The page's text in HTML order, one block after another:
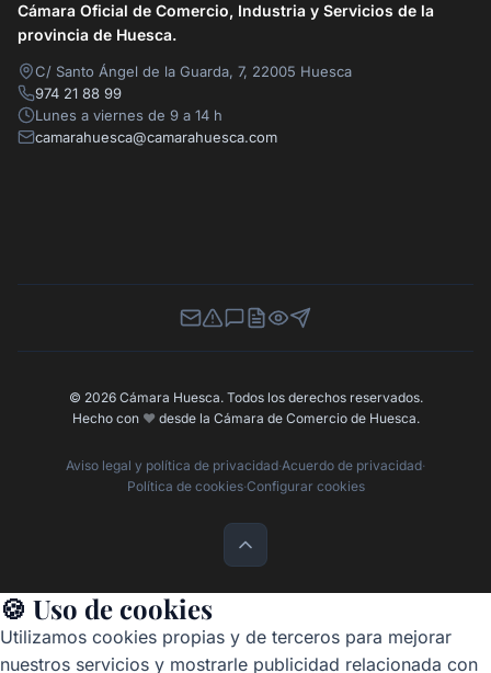
Cámara Oficial de Comercio, Industria y Servicios de la
provincia de Huesca.
C/ Santo Ángel de la Guarda, 7, 22005 Huesca
974 21 88 99
Lunes a viernes de 9 a 14 h
camarahuesca@camarahuesca.com
Newsletter
Canal de Denuncias
Buzón de Sugerencias
Perfil Contratante
Ley de Transparencia
Contacta con nosotros
© 2026 Cámara Huesca. Todos los derechos reservados.
Hecho con ❤️ desde la Cámara de Comercio de Huesca.
Aviso legal y política de privacidad·Acuerdo de privacidad·
Política de cookies·Configurar cookies
🍪 Uso de cookies
Utilizamos cookies propias y de terceros para mejorar
nuestros servicios y mostrarle publicidad relacionada con